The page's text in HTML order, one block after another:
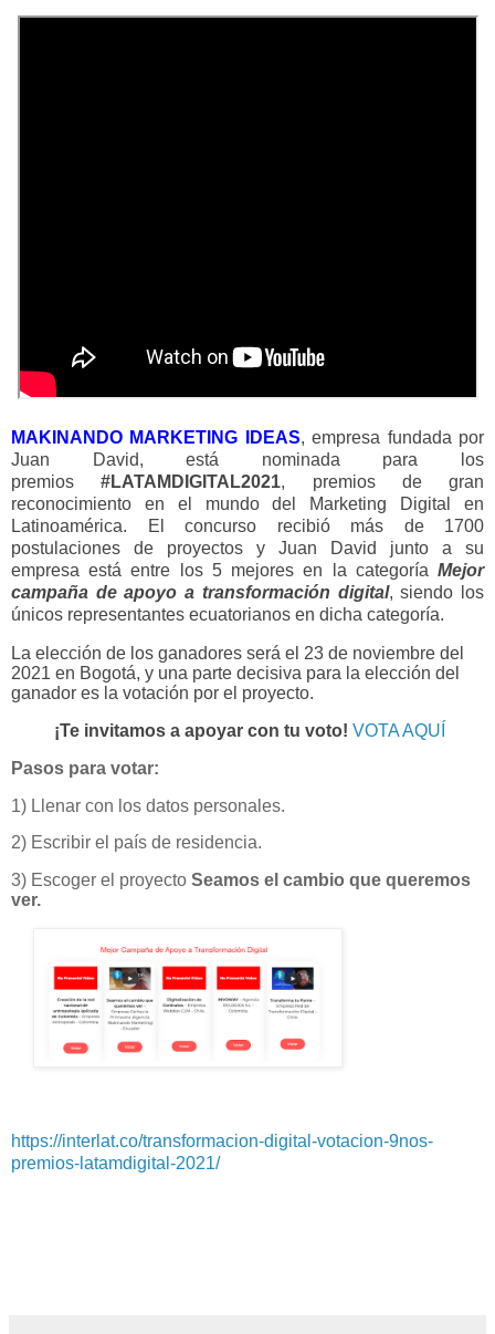
MAKINANDO MARKETING IDEAS, empresa fundada por
Juan David, está nominada para los
premios#LATAMDIGITAL2021, premios de gran
reconocimiento en el mundo del Marketing Digital en
Latinoamérica.
El concurso recibió más de 1700
postulaciones de proyectos y Juan David junto a su
empresa está entre los 5 mejores en la categoría Mejor
campaña de apoyo a transformación digital, siendo los
únicos representantes ecuatorianos en dicha categoría.
La elección de los ganadores será el 23 de noviembre del
2021 en Bogotá, y una parte decisiva para la elección del
ganador es la votación por el proyecto.
¡Te invitamos a apoyar con tu voto! VOTA AQUÍ
Pasos para votar:
1) Llenar con los datos personales.
2) Escribir el país de residencia.
3) Escoger el proyecto Seamos el cambio que queremos
ver.
https://interlat.co/transformacion-digital-votacion-9nos-
premios-latamdigital-2021/